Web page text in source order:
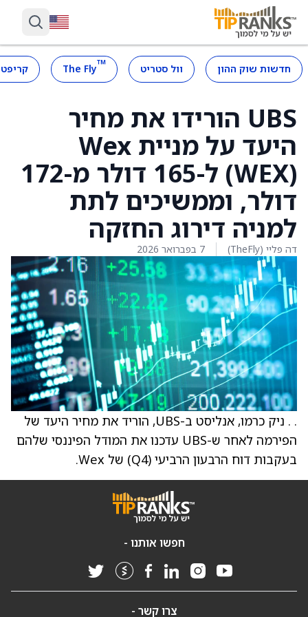
חדשות שוק ההון וול סטריט ™
The Fly
UBS הורידו את מחיר
היעד על מניית Wex
(WEX) ל-165 דולר מ-172
דולר, וממשיכים לתת
למניה דירוג החזקה
דה פליי (TheFly) 7 בפברואר 2026
. . ניק כרמו, אנליסט ב-UBS, הוריד את מחיר היעד של
הפירמה לאחר ש-UBS עדכנו את המודל הפיננסי שלהם
בעקבות דוח הרבעון הרביעי (Q4) של Wex.
חפשו אותנו -
צרו קשר -